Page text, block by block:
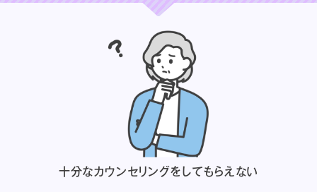
十分なカウンセリングをしてもらえない